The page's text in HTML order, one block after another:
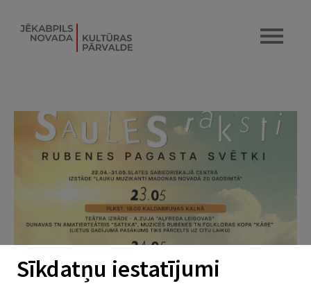
Sīkdatņu iestatījumi